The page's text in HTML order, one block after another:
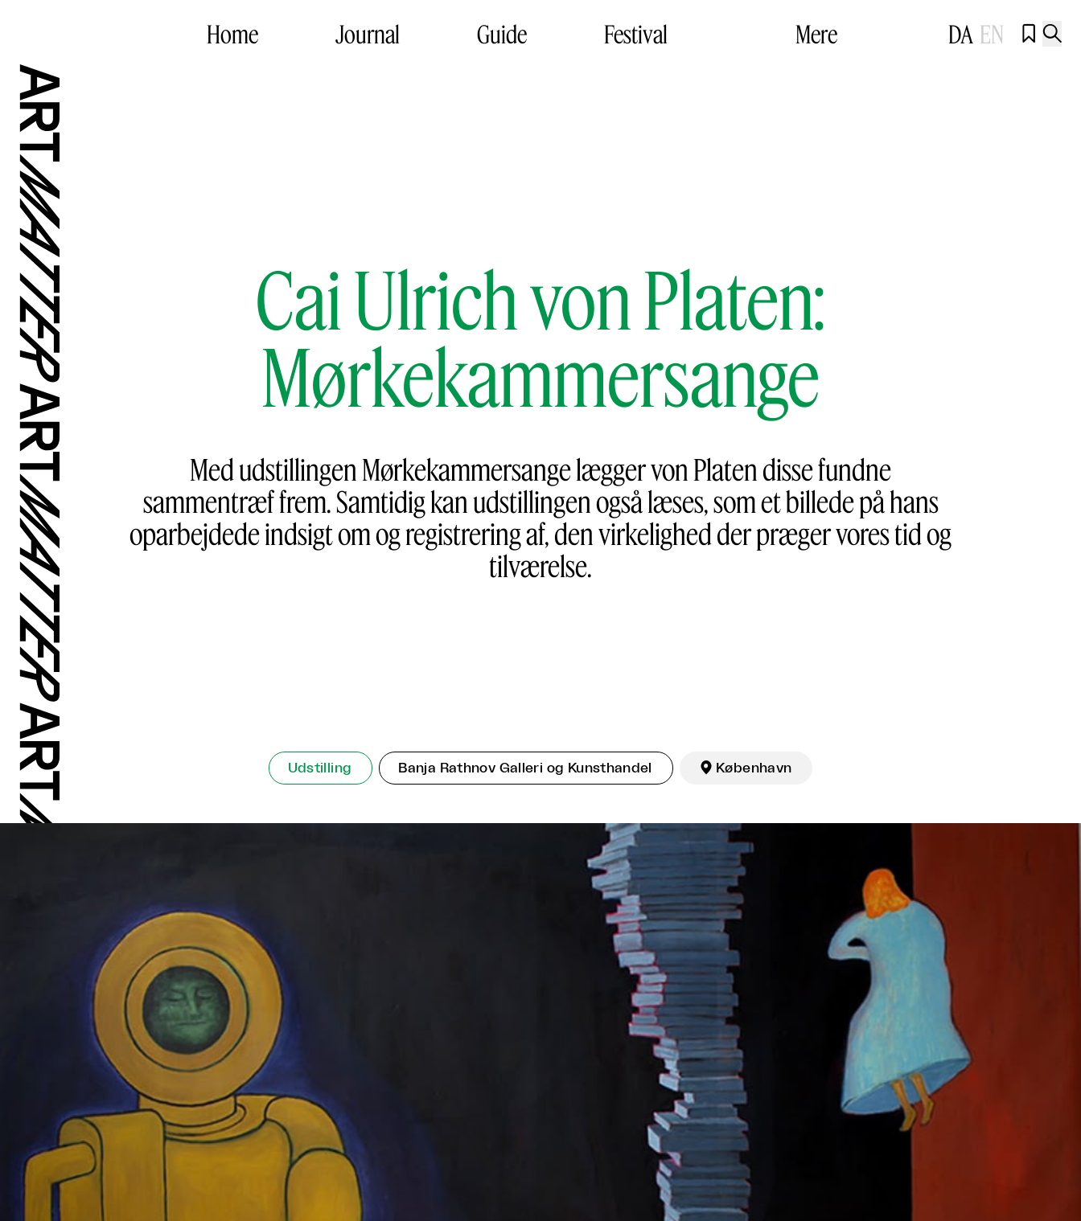
Home Journal Guide Festival Mere DA EN  
Cai Ulrich von Platen:
Mørkekammersange
Med udstillingen Mørkekammersange lægger von Platen disse fundne
sammentræf frem. Samtidig kan udstillingen også læses, som et billede på hans
oparbejdede indsigt om og registrering af, den virkelighed der præger vores tid og
tilværelse.
Udstilling Banja Rathnov Galleri og Kunsthandel  København